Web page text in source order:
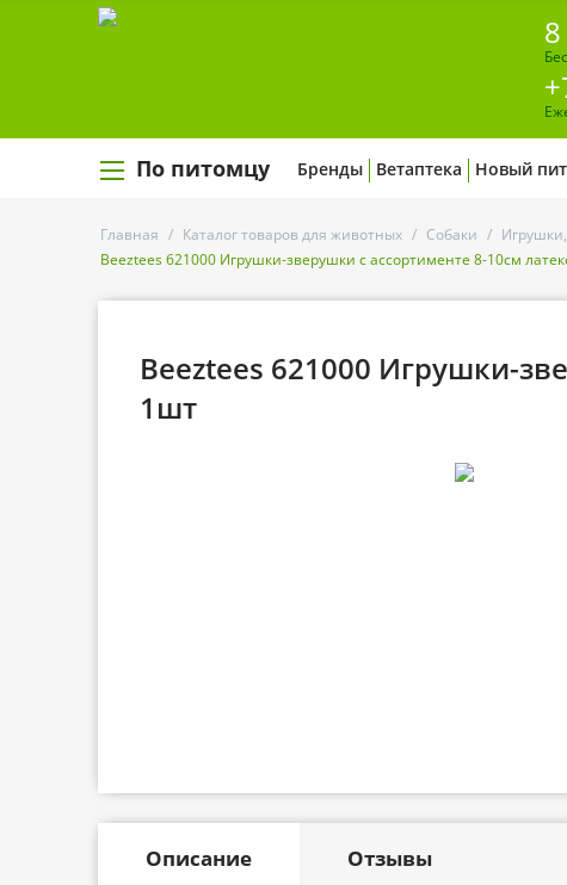
По питомцу Бренды Ветаптека Новый
Главная / Каталог товаров для животных / Собаки /
Beeztees 621000 Игрушки-зверушки с ассортименте 8-10см
Beeztees 621000 Игрушки-
1шт
Описание Отзывы